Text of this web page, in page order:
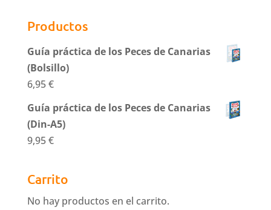
Productos
Guía práctica de los Peces de Canarias
(Bolsillo)
6,95€
Guía práctica de los Peces de Canarias
(Din-A5)
9,95€
Carrito
No hay productos en el carrito.